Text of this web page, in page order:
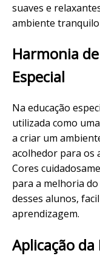
suaves e
ambiente
Harmonia
Especial
Na educação
utilizada como
a criar um
acolhedor para os
Cores
para a melhoria
desses alunos,
aprendizagem.
Aplicação